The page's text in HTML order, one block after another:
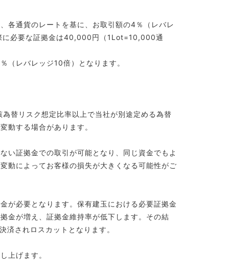
各通貨のレートを基に、お取引額の4％（レバレ
に必要な証拠金は40,000円（1Lot=10,000通
（レバレッジ10倍）となります。
替リスク想定比率以上で当社が別途定める為替
動する場合があります。
い証拠金での取引が可能となり、同じ資金でもよ
動によってお客様の損失が大きくなる可能性がご
が必要となります。保有建玉における必要証拠金
金が増え、証拠金維持率が低下します。その結
されロスカットとなります。
上げます。